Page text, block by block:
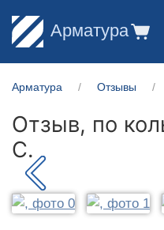
Арматура
Арматура Отзывы
Отзыв, по
С.